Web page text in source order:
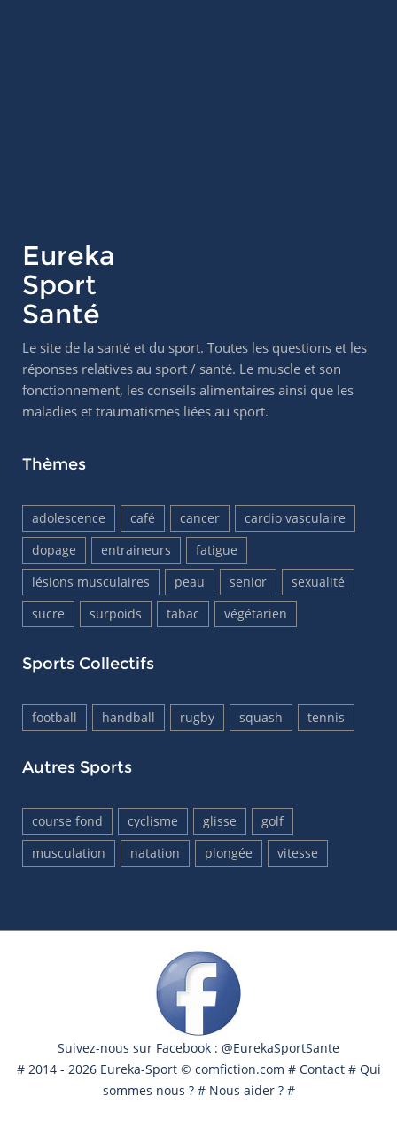
Eureka
Sport
Santé
Le site de la santé et du sport. Toutes les questions et les
réponses relatives au sport / santé. Le muscle et son
fonctionnement, les conseils alimentaires ainsi que les
maladies et traumatismes liées au sport.
Thèmes
adolescence café cancer
cardio vasculaire
dopage
entraineurs
fatigue
lésions musculaires
peau senior
sexualité
sucre
surpoids tabac végétarien
Sports Collectifs
football handball rugby squash tennis
Autres Sports
course fond cyclisme glisse
golf
musculation
natation plongée vitesse
Suivez-nous sur Facebook : @EurekaSportSante
# 2014 - 2026 Eureka-Sport © comfiction.com # Contact# Qui
sommes nous ?# Nous aider ?#